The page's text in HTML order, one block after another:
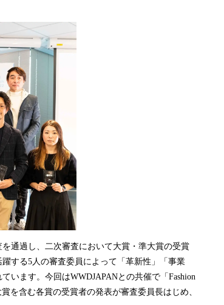
み
通過し、二次審査において大賞・準大賞の受賞
する5人の審査委員によって「革新性」「事業
います。今回はWWDJAPANとの共催で「Fashion
を含む各賞の受賞者の発表が審査委員長はじめ、